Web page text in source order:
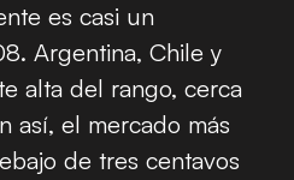
es casi un
Argentina, Chile y
alta del rango, cerca
así, el mercado más
de tres centavos